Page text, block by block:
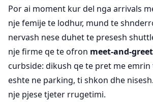
Por ai moment kur del nga arrivals
nje femije te lodhur, mund te
nervash nese duhet te presesh
nje firme qe te ofron meet-and-greet
curbside: dikush qe te pret me
eshte ne parking, ti shkon dhe
nje pjese tjeter rrugetimi.